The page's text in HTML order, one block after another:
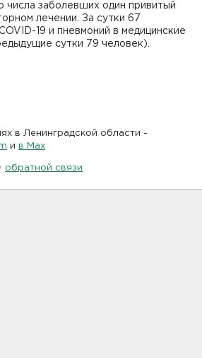
числа заболевших один привитый
лечении. За сутки 67
19 и пневмоний в медицинские
сутки 79 человек).
в Ленинградской области -
и в Maх
обратной связи